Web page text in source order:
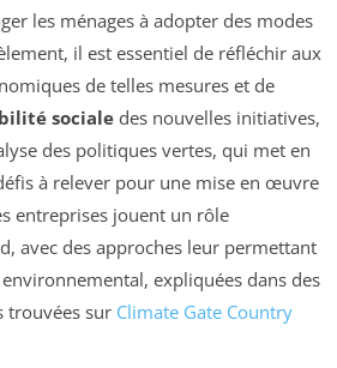
les ménages à adopter des modes
il est essentiel de réfléchir aux
de telles mesures et de
sociale des nouvelles initiatives,
des politiques vertes, qui met en
à relever pour une mise en œuvre
entreprises jouent un rôle
avec des approches leur permettant
expliquées dans des
trouvées sur Climate Gate Country